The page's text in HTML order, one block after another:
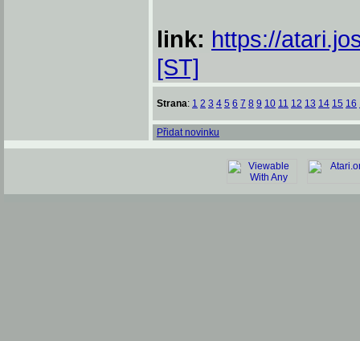
link: https://
[ST]
Strana: 1 2 3 4 5 6 7 8 9 10 11 12 13 14 15 16
Přidat novinku